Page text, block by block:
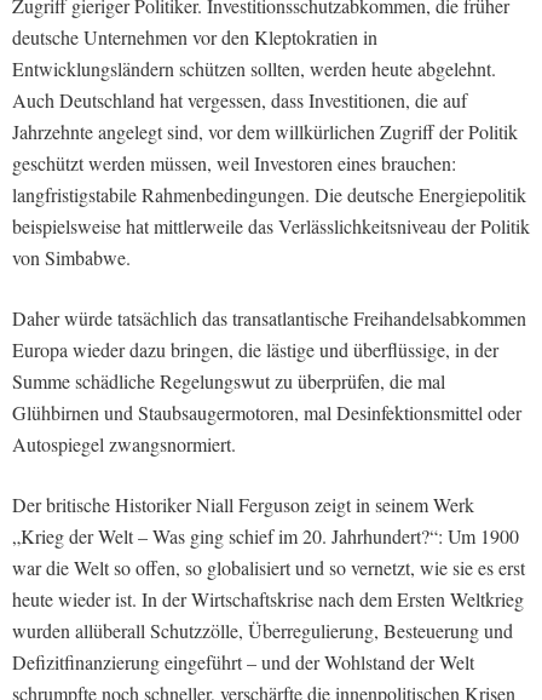
Zugriff gieriger Politiker. Investitionsschutzabkommen, die früher
deutsche Unternehmen vor den Kleptokratien in
Entwicklungsländern schützen sollten, werden heute abgelehnt.
Auch Deutschland hat vergessen, dass Investitionen, die auf
Jahrzehnte angelegt sind, vor dem willkürlichen Zugriff der Politik
geschützt werden müssen, weil Investoren eines brauchen:
langfristigstabile Rahmenbedingungen. Die deutsche Energiepolitik
beispielsweise hat mittlerweile das Verlässlichkeitsniveau der Politik
von Simbabwe.
Daher würde tatsächlich das transatlantische Freihandelsabkommen
Europa wieder dazu bringen, die lästige und überflüssige, in der
Summe schädliche Regelungswut zu überprüfen, die mal
Glühbirnen und Staubsaugermotoren, mal Desinfektionsmittel oder
Autospiegel zwangsnormiert.
Der britische Historiker Niall Ferguson zeigt in seinem Werk
„Krieg der Welt – Was ging schief im 20. Jahrhundert?“: Um 1900
war die Welt so offen, so globalisiert und so vernetzt, wie sie es erst
heute wieder ist. In der Wirtschaftskrise nach dem Ersten Weltkrieg
wurden allüberall Schutzzölle, Überregulierung, Besteuerung und
Defizitfinanzierung eingeführt – und der Wohlstand der Welt
schrumpfte noch schneller, verschärfte die innenpolitischen Krisen